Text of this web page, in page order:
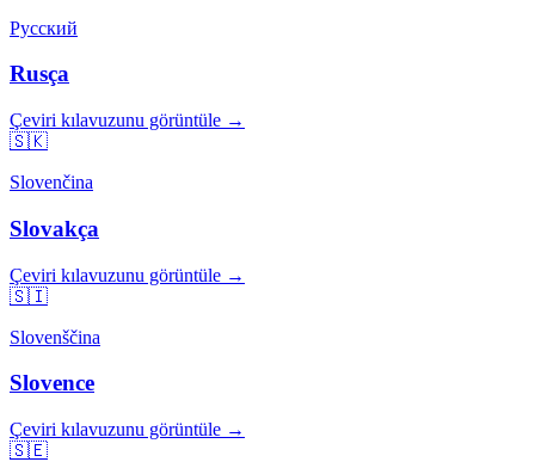
Русский
Rusça
Çeviri kılavuzunu görüntüle →
🇸🇰
Slovenčina
Slovakça
Çeviri kılavuzunu görüntüle →
🇸🇮
Slovenščina
Slovence
Çeviri kılavuzunu görüntüle →
🇸🇪